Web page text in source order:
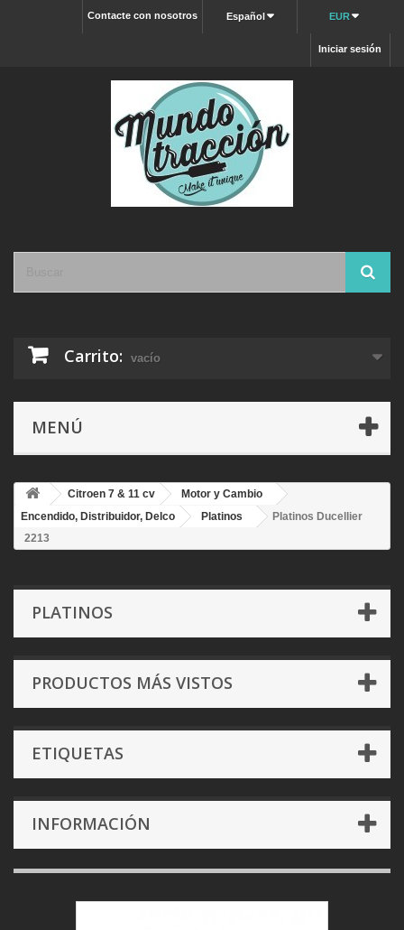
EUR
Español
Contacte con nosotros
Iniciar sesión
Carrito: vacío
MENÚ
Citroen 7 & 11 cv
Motor y Cambio
Encendido, Distribuidor, Delco
Platinos
Platinos Ducellier
2213
PLATINOS
PRODUCTOS MÁS VISTOS
ETIQUETAS
INFORMACIÓN